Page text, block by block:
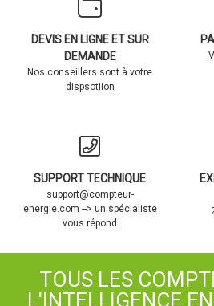
DEVIS EN LIGNE ET SUR
DEMANDE
Nos conseillers sont à votre
dispsotiion
SUPPORT TECHNIQUE
support@compteur-
energie.com --> un spécialiste
vous répond
TOUS LES
L'INTELLIGENCE